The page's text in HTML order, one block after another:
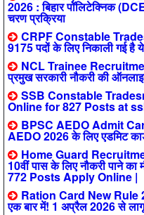
2026 : बिहार पॉलिटेक्निक
चरण प्रक्रिया
CRPF Constable
9175 पदों के लिए निकाली गई है
NCL Trainee
प्रमुख सरकारी नौकरी की
SSB Constable
Online for 827 Posts at
BPSC AEDO Admit
AEDO 2026 के लिए एडमिट
Home Guard
10वीं पास के लिए नौकरी पाने
772 Posts Apply Online |
Ration Card New Rule
एक बार में! 1 अप्रैल 2026 से